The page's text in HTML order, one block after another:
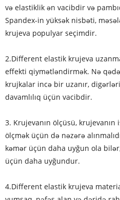
və elastiklik ən vacibdir və
Spandex-in yüksək nisbəti,
krujeva populyar seçimdir.
2.Different elastik krujeva
effekti qiymətləndirmək. Nə
krujkalar incə bir uzanır,
davamlılıq üçün vacibdir.
3. Krujevanın ölçüsü,
ölçmək üçün də nəzərə
kəmər üçün daha uyğun ola
üçün daha uyğundur.
4.Different elastik krujeva